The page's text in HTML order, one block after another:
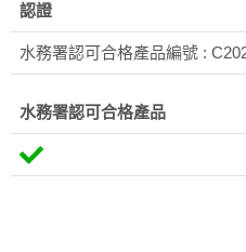
認證
水務署認可合格產品編號 :
水務署認可合格產品